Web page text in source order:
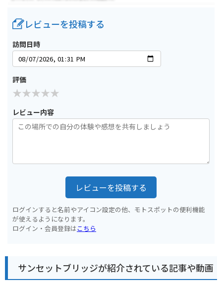
レビューを投稿する
訪問日時
評価
レビュー内容
レビューを投稿する
ログインすると名前やアイコン設定の他、モトスポットの便利機能
が使えるようになります。
ログイン・会員登録はこちら
サンセットブリッジが紹介されている記事や動画